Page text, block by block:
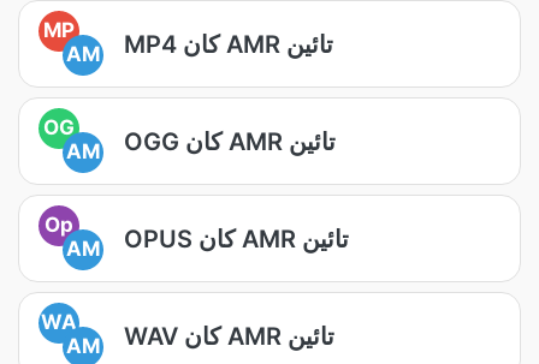
MP
AM
MP4 کان AMR تائين
OG
AM
OGG کان AMR تائين
Op
AM
OPUS کان AMR تائين
WA
AM
WAV کان AMR تائين